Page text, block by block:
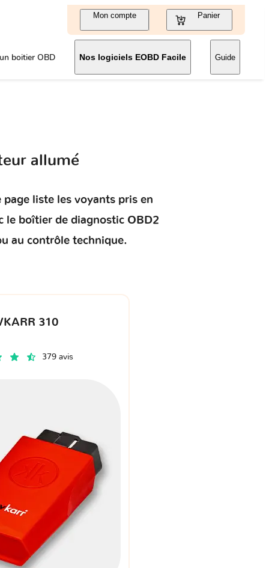
Mon compte Panier
boitier OBD Nos logiciels EOBD Facile Guide
allumé
page liste les voyants pris en
le boîtier de diagnostic OBD2
au contrôle technique.
310
379 avis